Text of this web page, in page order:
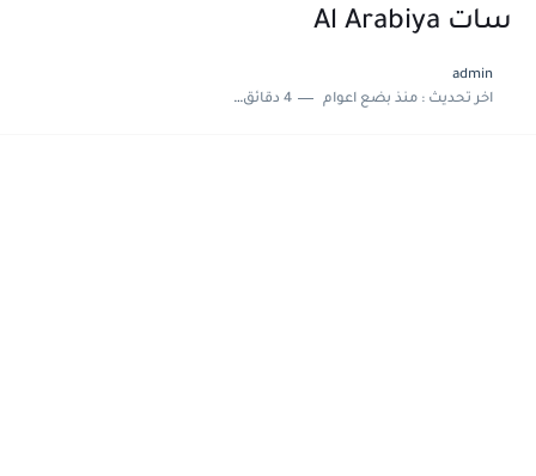
سات Al Arabiya
admin
اخر تحديث :منذ بضع اعوام 4 دقائق للقراءة